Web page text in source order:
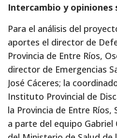
Intercambio y opiniones
Para el análisis del
aportes el director de
Provincia de Entre Ríos,
director de Emergencias
José Cáceres; la
Instituto Provincial de
la Provincia de Entre Ríos,
a parte del equipo Gabriel